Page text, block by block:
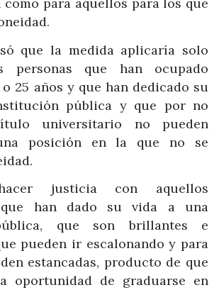
que la medida aplicaría solo
personas que han ocupado
25 años y que han dedicado su
pública y que por no
universitario no pueden
posición en la que no se
hacer justicia con aquellos
que han dado su vida a una
que son brillantes e
pueden ir escalonando y para
estancadas, producto de que
oportunidad de graduarse en